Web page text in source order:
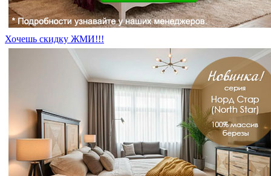
Хочешь скидку ЖМИ!!!